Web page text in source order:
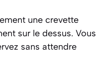
une crevette
sur le dessus. Vous
sans attendre